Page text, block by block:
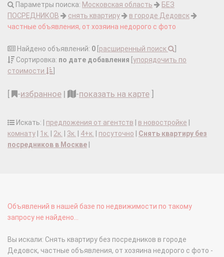
Параметры поиска: Московская область
БЕЗ
ПОСРЕДНИКОВ
снять квартиру
в городе Дедовск
частные объявления, от хозяина недорого с фото
Найдено объявлений: 0 расширенный поиск
Сортировка: по дате добавления упорядочить по
стоимости
-избранное | -показать на карте
Искать: | предложения от агентств в новостройке
комнату
1к. 2к. 3к. 4+к. посуточно
Снять квартиру без
посредников в Москве
Объявлений в нашей базе по недвижимости по такому
запросу не найдено...
Вы искали: Снять квартиру без посредников в городе
Дедовск, частные объявления, от хозяина недорого с фото -